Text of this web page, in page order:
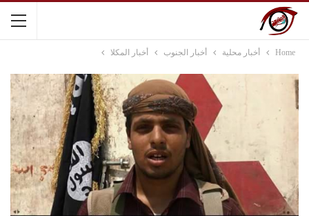
Home أخبار محلية أخبار الجنوب أخبار المكلا